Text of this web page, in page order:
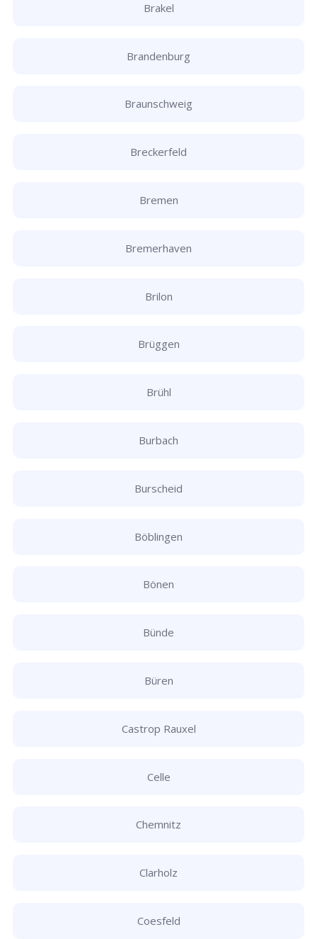
Brakel
Brandenburg
Braunschweig
Breckerfeld
Bremen
Bremerhaven
Brilon
Brüggen
Brühl
Burbach
Burscheid
Böblingen
Bönen
Bünde
Büren
Castrop Rauxel
Celle
Chemnitz
Clarholz
Coesfeld